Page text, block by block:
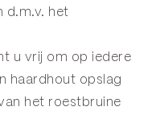
d.m.v. het
u vrij om op iedere
haardhout opslag
het roestbruine